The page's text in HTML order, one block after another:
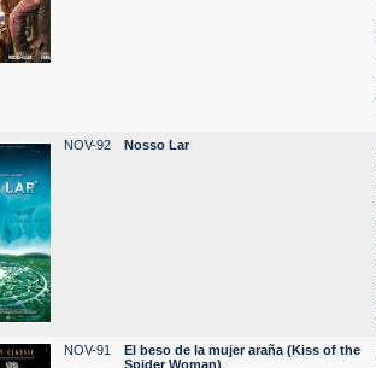
NOV-92 Nosso Lar
NOV-91
El beso de la mujer araña (Kiss of the
Spider Woman)